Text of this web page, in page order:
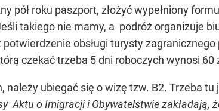
pół roku paszport, złożyć wypełniony
takiego nie mamy, a podróż organizuje
obsługi turysty
czekać trzeba 5 dni roboczych wynosi 60
ubiegać się o wizę tzw. B2. Trzeba
Aktu o Imigracji i Obywatelstwie zakładają,